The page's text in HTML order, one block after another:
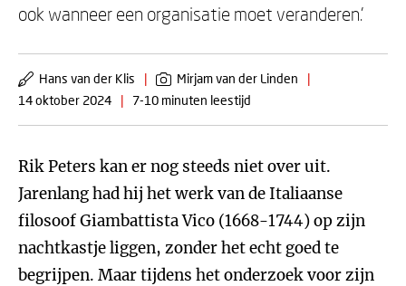
ook wanneer een organisatie moet veranderen.’
Hans van der Klis | Mirjam van der Linden
|
14 oktober 2024
| 7-10 minuten leestijd
Rik Peters kan er nog steeds niet over uit.
Jarenlang had hij het werk van de Italiaanse
filosoof Giambattista Vico (1668-1744) op zijn
nachtkastje liggen, zonder het echt goed te
begrijpen. Maar tijdens het onderzoek voor zijn